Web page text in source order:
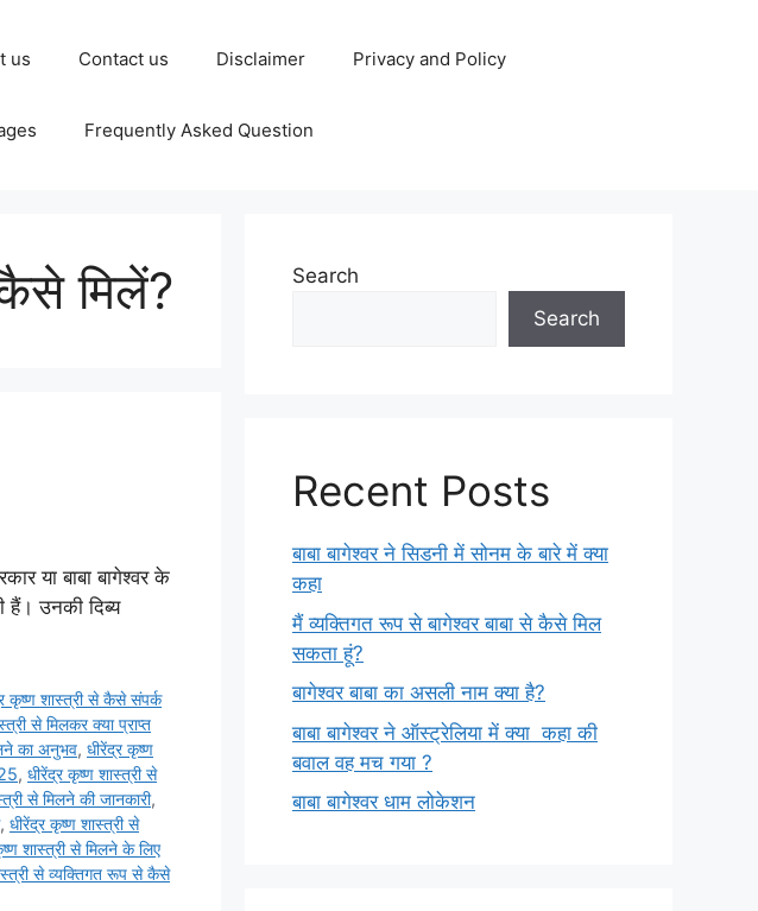
us Contact us Disclaimer Privacy and Policy
Frequently Asked Question
मिलें?
या बाबा बागेश्वर के
हैं। उनकी दिब्य
कृष्ण शास्त्री से कैसे संपर्क
से मिलकर क्या प्राप्त
का अनुभव, धीरेंद्र कृष्ण
, धीरेंद्र कृष्ण शास्त्री से
से मिलने की जानकारी,
, धीरेंद्र कृष्ण शास्त्री से
शास्त्री से मिलने के लिए
से व्यक्तिगत रूप से कैसे
Search
Search
Recent Posts
बाबा बागेश्वर ने सिडनी में सोनम के बारे में क्या
कहा
मैं व्यक्तिगत रूप से बागेश्वर बाबा से कैसे मिल
सकता हूं?
बागेश्वर बाबा का असली नाम क्या है?
बाबा बागेश्वर ने ऑस्ट्रेलिया में क्या कहा की
बवाल वह मच गया ?
बाबा बागेश्वर धाम लोकेशन